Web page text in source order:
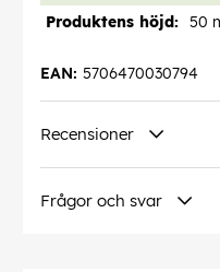
Produktens höjd:
50
5706470030794
EAN:
Recensioner
Frågor och svar